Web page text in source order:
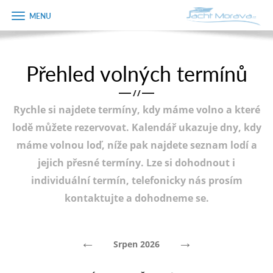
Úvodní strana
Plán plavby
Tipy na výlet
Fotogalerie
Zobrazit
menu
Přehled volných termínů
/ /
Rychle si najdete termíny, kdy máme volno a které
lodě můžete rezervovat. Kalendář ukazuje dny, kdy
máme volnou loď, níže pak najdete seznam lodí a
jejich přesné termíny. Lze si dohodnout i
individuální termín, telefonicky nás prosím
kontaktujte a dohodneme se.
← Srpen 2026 →
Objednávka
dárkového
Jméno
Telefon
E-mail